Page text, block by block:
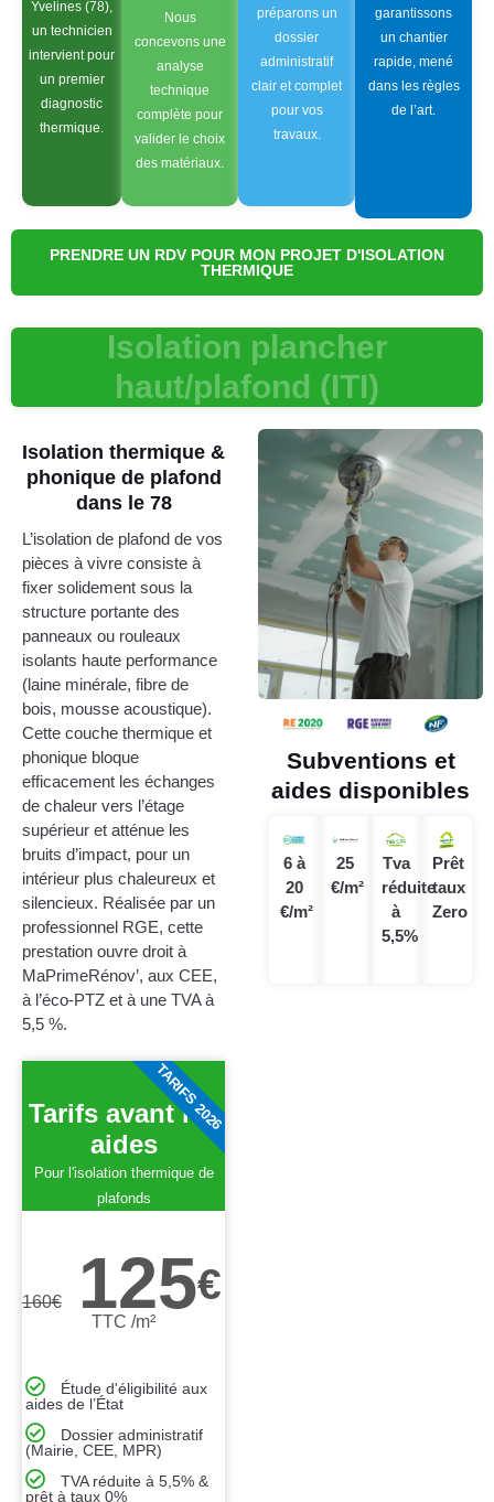
Yvelines (78),
un technicien
intervient pour
un premier
diagnostic
thermique.
Nous
concevons une
analyse
technique
complète pour
valider le choix
des matériaux.
préparons un
dossier
administratif
clair et complet
pour vos
travaux.
garantissons
un chantier
rapide, mené
dans les règles
de l’art.
PRENDRE UN RDV POUR MON PROJET D'ISOLATION
THERMIQUE
Isolation plancher
haut/plafond (ITI)
Isolation thermique &
phonique de plafond
dans le 78
L’isolation de plafond de vos
pièces à vivre consiste à
fixer solidement sous la
structure portante des
panneaux ou rouleaux
isolants haute performance
(laine minérale, fibre de
bois, mousse acoustique).
Cette couche thermique et
phonique bloque
efficacement les échanges
de chaleur vers l’étage
supérieur et atténue les
bruits d’impact, pour un
intérieur plus chaleureux et
silencieux. Réalisée par un
professionnel RGE, cette
prestation ouvre droit à
MaPrimeRénov’, aux CEE,
à l’éco-PTZ et à une TVA à
5,5 %.
Tarifs avant les
aides
Pour l'isolation thermique de
plafonds
160€ 125€
TTC /m²
Étude d'éligibilité aux
aides de l’État
Dossier administratif
(Mairie, CEE, MPR)
TVA réduite à 5,5% &
prêt à taux 0%
TARIFS 2026
Subventions et
aides disponibles
6 à
20
€/m²
25
€/m²
Tva
réduite
à
5,5%
Prêt
taux
Zero